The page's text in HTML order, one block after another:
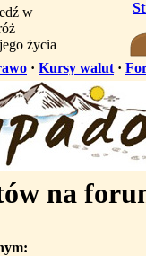
w
życia
· Kursy walut ·
na